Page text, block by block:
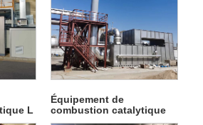
L
Équipement de
combustion catalytique
L1